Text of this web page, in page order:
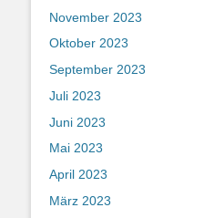
November 2023
Oktober 2023
September 2023
Juli 2023
Juni 2023
Mai 2023
April 2023
März 2023